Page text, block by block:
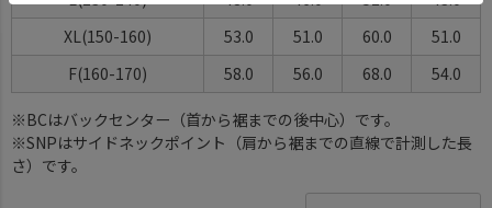
XL(150-160)
53.0 51.0 60.0
51.0
F(160-170)
58.0 56.0 68.0 54.0
※BCはバックセンター（首から裾までの後中心）です。
※SNPはサイドネックポイント（肩から裾までの直線で計測した長
さ）です。